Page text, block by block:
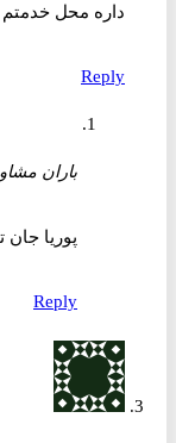
داره محل خدمتم
Reply
باران مشاوره6 سال ago
پوریا جان
Reply